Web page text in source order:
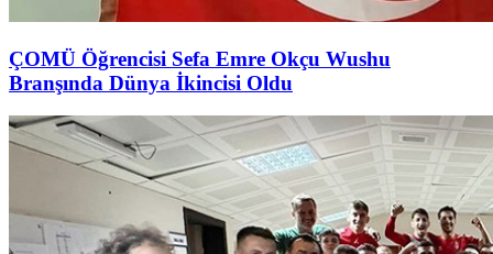
ÇOMÜ Öğrencisi Sefa Emre Okçu Wushu
Branşında Dünya İkincisi Oldu